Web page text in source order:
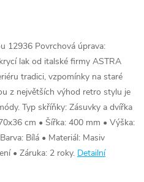
12936 Povrchová úprava:
lak od italské firmy ASTRA
tradici, vzpomínky na staré
z největších výhod retro stylu je
Typ skříňky: Zásuvky a dvířka
cm • Šířka: 400 mm • Výška:
Bílá • Materiál: Masiv
• Záruka: 2 roky. Detailní